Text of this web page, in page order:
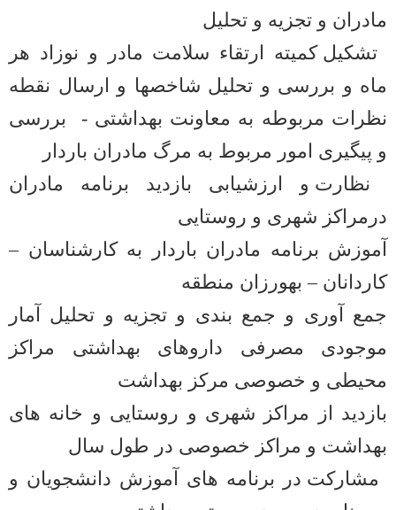
مادران و تجزیه و تحلیل
تشکیل کمیته ارتقاء سلامت مادر و نوزاد هر
ماه و بررسی و تحلیل شاخصها و ارسال نقطه
نظرات مربوطه به معاونت بهداشتی -
بررسی
و پیگیری امور مربوط به مرگ مادران باردار
نظارت و ارزشیابی بازدید برنامه مادران
درمراکز شهری و روستایی
آموزش برنامه مادران باردار به کارشناسان –
کاردانان – بهورزان منطقه
جمع آوری و جمع بندی و تجزیه و تحلیل آمار
موجودی مصرفی داروهای بهداشتی مراکز
محیطی و خصوصی مرکز بهداشت
بازدید از مراکز شهری و روستایی و خانه های
بهداشت و مراکز خصوصی در طول سال
مشارکت در برنامه های آموزش دانشجویان و